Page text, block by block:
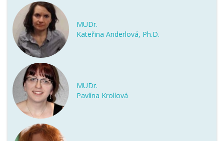
MUDr.
Kateřina Anderlová, Ph.D.
MUDr.
Pavlína Krollová